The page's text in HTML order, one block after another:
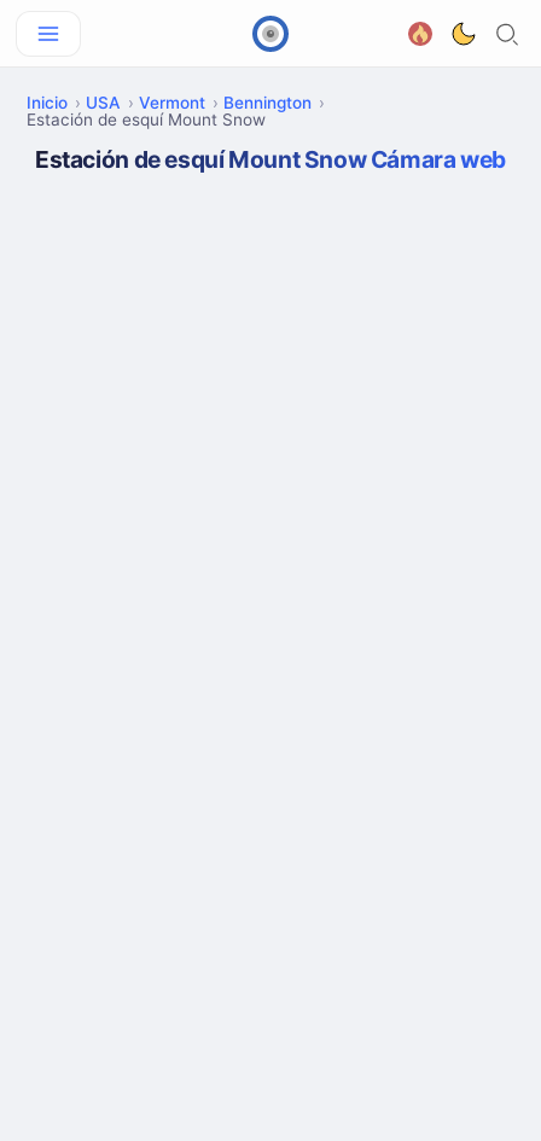
Inicio USA Vermont
Bennington
Estación de esquí Mount Snow
Estación de esquí Mount Snow Cámara web